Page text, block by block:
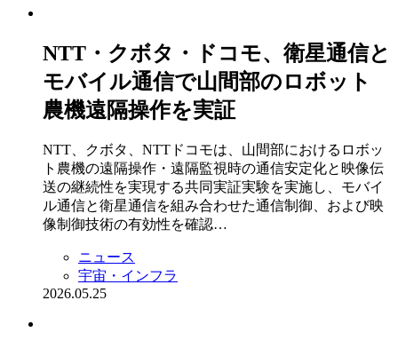
NTT・クボタ・ドコモ、衛星通信と
モバイル通信で山間部のロボット
農機遠隔操作を実証
NTT、クボタ、NTTドコモは、山間部におけるロボッ
ト農機の遠隔操作・遠隔監視時の通信安定化と映像伝
送の継続性を実現する共同実証実験を実施し、モバイ
ル通信と衛星通信を組み合わせた通信制御、および映
像制御技術の有効性を確認…
ニュース
宇宙・インフラ
2026.05.25